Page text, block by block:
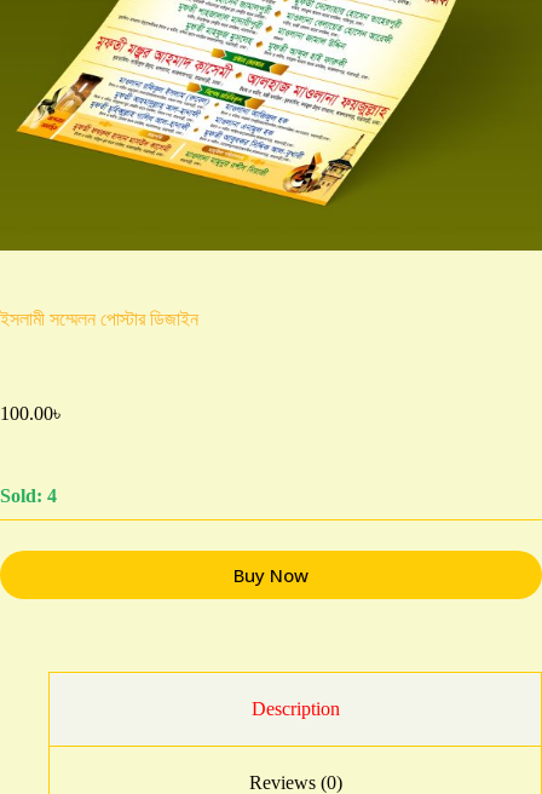
ইসলামী সম্মেলন পোস্টার ডিজাইন
100.00৳
Sold: 4
Buy Now
Description
Reviews (0)